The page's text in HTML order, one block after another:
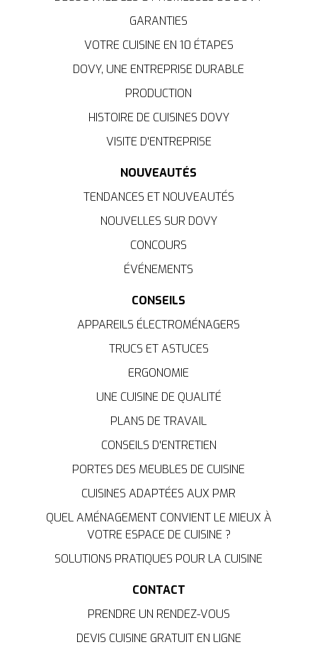
GARANTIES
VOTRE CUISINE EN 10 ÉTAPES
DOVY, UNE ENTREPRISE DURABLE
PRODUCTION
HISTOIRE DE CUISINES DOVY
VISITE D'ENTREPRISE
NOUVEAUTÉS
TENDANCES ET NOUVEAUTÉS
NOUVELLES SUR DOVY
CONCOURS
ÉVÉNEMENTS
CONSEILS
APPAREILS ÉLECTROMÉNAGERS
TRUCS ET ASTUCES
ERGONOMIE
UNE CUISINE DE QUALITÉ
PLANS DE TRAVAIL
CONSEILS D'ENTRETIEN
PORTES DES MEUBLES DE CUISINE
CUISINES ADAPTÉES AUX PMR
QUEL AMÉNAGEMENT CONVIENT LE MIEUX À
VOTRE ESPACE DE CUISINE ?
SOLUTIONS PRATIQUES POUR LA CUISINE
CONTACT
PRENDRE UN RENDEZ-VOUS
DEVIS CUISINE GRATUIT EN LIGNE